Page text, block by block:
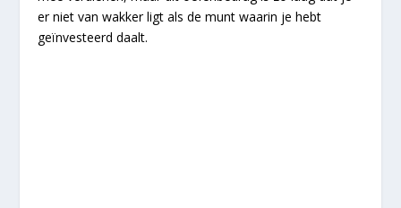
er niet van wakker ligt als de munt waarin je hebt
geïnvesteerd daalt.